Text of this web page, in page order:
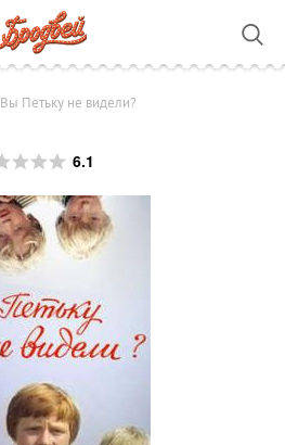
Вы Петьку не видели?
6.1